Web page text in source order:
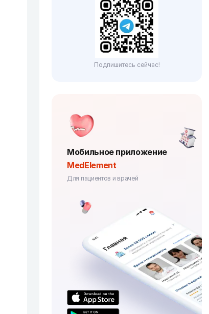
Подпишитесь сейчас!
Мобильное приложение
MedElement
Для пациентов и врачей